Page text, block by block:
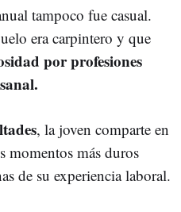
tampoco fue casual.
era carpintero y que
por profesiones
, la joven comparte en
momentos más duros
de su experiencia laboral.